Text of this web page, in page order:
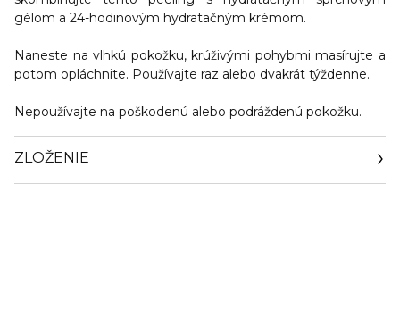
gélom a 24-hodinovým hydratačným krémom.
Naneste na vlhkú pokožku, krúživými pohybmi masírujte a
potom opláchnite. Používajte raz alebo dvakrát týždenne.
Nepoužívajte na poškodenú alebo podráždenú pokožku.
ZLOŽENIE